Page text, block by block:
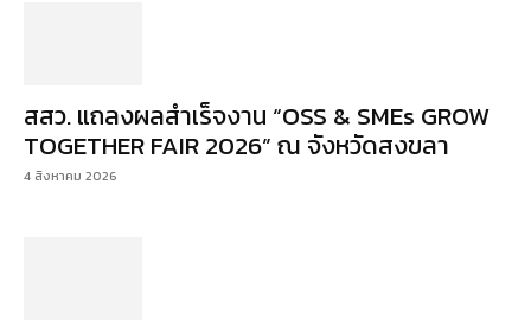
สสว. แถลงผลสำเร็จงาน “OSS & SMEs GROW
TOGETHER FAIR 2026” ณ จังหวัดสงขลา
4 สิงหาคม 2026